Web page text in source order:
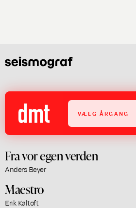
VÆLG ÅRGANG
Fra vor egen verden
Anders Beyer
Maestro
Erik Kaltoft